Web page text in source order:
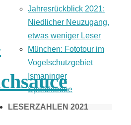
Jahresrückblick 2021:
Niedlicher Neuzugang,
etwas weniger Leser
München: Fototour im
Vogelschutzgebiet
Ismaninger
Speichersee
LESERZAHLEN 2021